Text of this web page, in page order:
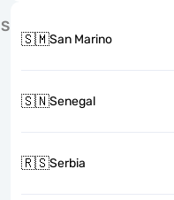
S
🇸🇲San Marino
🇸🇳Senegal
🇷🇸Serbia